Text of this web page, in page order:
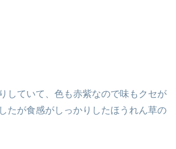
していて、色も赤紫なので味もクセが
たが食感がしっかりしたほうれん草の